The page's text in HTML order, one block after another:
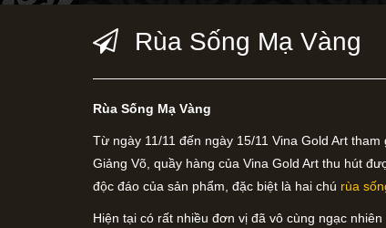
Rùa Sống Mạ Vàng
Rùa Sống Mạ Vàng
Từ ngày 11/11 đến ngày 15/11 Vina Gold Art
Giảng Võ, quầy hàng của Vina Gold Art thu hút
độc đáo của sản phẩm, đặc biệt là hai chú rùa
Hiện tại có rất nhiều đơn vị đã vô cùng ngạc